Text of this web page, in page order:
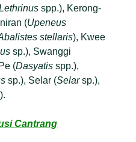
spp.), Kerong-
(Upeneus
stellaris), Kwee
sp.), Swanggi
(Dasyatisspp.),
sp.), Selar (Selarsp.),
Cantrang